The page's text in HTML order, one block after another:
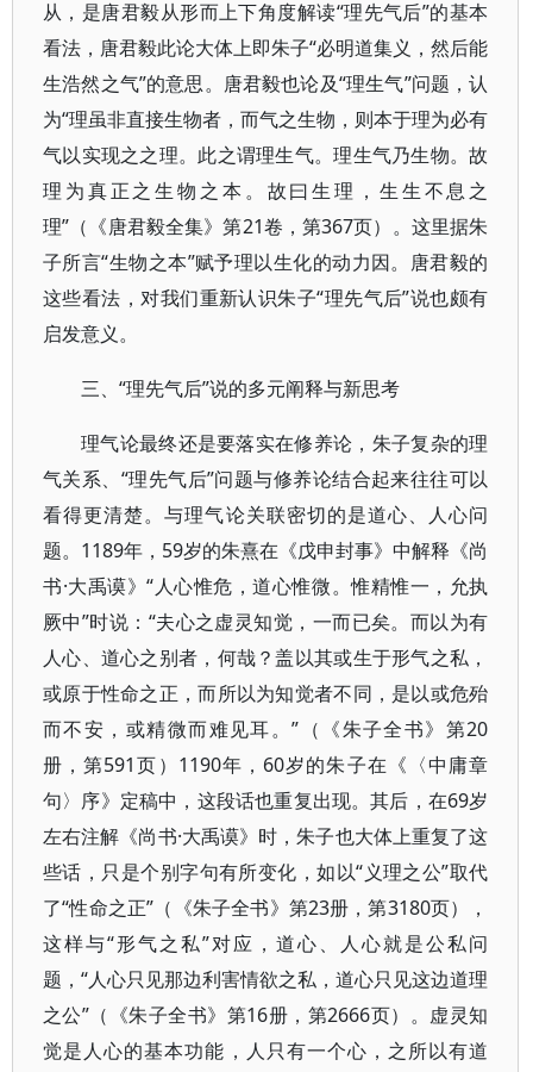
从，是唐君毅从形而上下角度解读“理先气后”的基本
看法，唐君毅此论大体上即朱子“必明道集义，然后能
生浩然之气”的意思。唐君毅也论及“理生气”问题，认
为“理虽非直接生物者，而气之生物，则本于理为必有
气以实现之之理。此之谓理生气。理生气乃生物。故
理为真正之生物之本。故曰生理，生生不息之
理”（《唐君毅全集》第21卷，第367页）。这里据朱
子所言“生物之本”赋予理以生化的动力因。唐君毅的
这些看法，对我们重新认识朱子“理先气后”说也颇有
启发意义。
三、“理先气后”说的多元阐释与新思考
理气论最终还是要落实在修养论，朱子复杂的理
气关系、“理先气后”问题与修养论结合起来往往可以
看得更清楚。与理气论关联密切的是道心、人心问
题。1189年，59岁的朱熹在《戊申封事》中解释《尚
书·大禹谟》“人心惟危，道心惟微。惟精惟一，允执
厥中”时说：“夫心之虚灵知觉，一而已矣。而以为有
人心、道心之别者，何哉？盖以其或生于形气之私，
或原于性命之正，而所以为知觉者不同，是以或危殆
而不安，或精微而难见耳。”（《朱子全书》第20
册，第591页）1190年，60岁的朱子在《〈中庸章
句〉序》定稿中，这段话也重复出现。其后，在69岁
左右注解《尚书·大禹谟》时，朱子也大体上重复了这
些话，只是个别字句有所变化，如以“义理之公”取代
了“性命之正”（《朱子全书》第23册，第3180页），
这样与“形气之私”对应，道心、人心就是公私问
题，“人心只见那边利害情欲之私，道心只见这边道理
之公”（《朱子全书》第16册，第2666页）。虚灵知
觉是人心的基本功能，人只有一个心，之所以有道